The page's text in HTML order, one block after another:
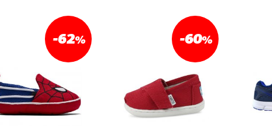
-62% -60%